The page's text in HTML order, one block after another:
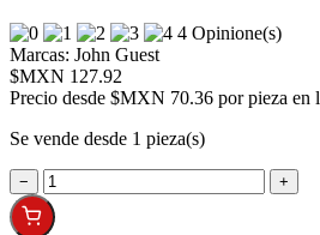
4 Opinione(s)
Marcas: John Guest
$MXN 127.92
Precio desde $MXN 70.36 por pieza en
Se vende desde 1 pieza(s)
− +